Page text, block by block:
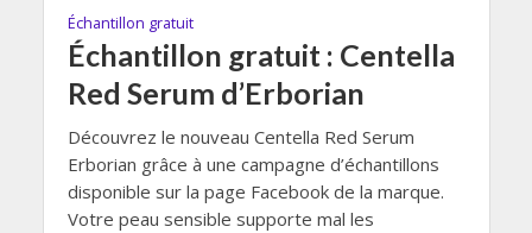
Échantillon gratuit
Échantillon gratuit : Centella
Red Serum d’Erborian
Découvrez le nouveau Centella Red Serum
Erborian grâce à une campagne d’échantillons
disponible sur la page Facebook de la marque.
Votre peau sensible supporte mal les